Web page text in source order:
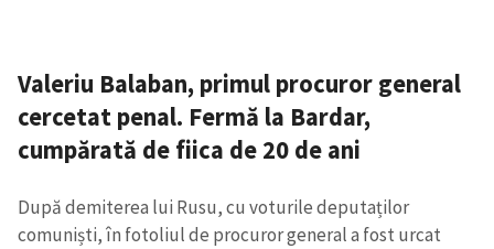
Valeriu Balaban, primul procuror general
cercetat penal. Fermă la Bardar,
cumpărată de fiica de 20 de ani
După demiterea lui Rusu, cu voturile deputaților
comuniști, în fotoliul de procuror general a fost urcat